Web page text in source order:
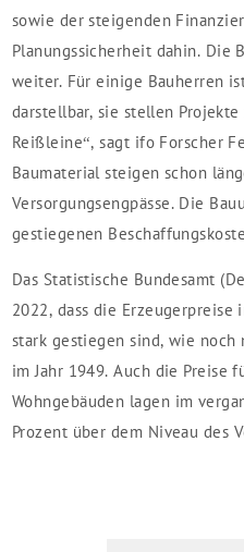
sowie der steigenden
Planungssicherheit dahin. Die
weiter. Für einige Bauherren
darstellbar, sie stellen
Reißleine“, sagt ifo Forscher
Baumaterial steigen schon
Versorgungsengpässe. Die
gestiegenen
Das Statistische Bundesamt
2022, dass die Erzeugerpreise
stark gestiegen sind, wie noch
im Jahr 1949. Auch die Preise
Wohngebäuden lagen im
Prozent über dem Niveau des